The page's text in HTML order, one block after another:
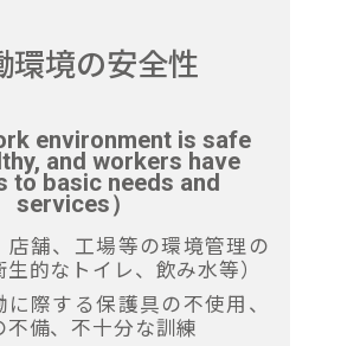
環境の安全性
environment is safe
and workers have
to basic needs and
services）
店舗、工場等の環境管理の
的なトイレ、飲み水等）
際する保護具の不使用、
不備、不十分な訓練